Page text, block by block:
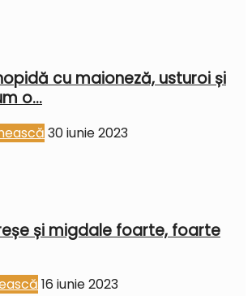
cu maioneză, usturoi și
o...
30 iunie 2023
și migdale foarte, foarte
16 iunie 2023